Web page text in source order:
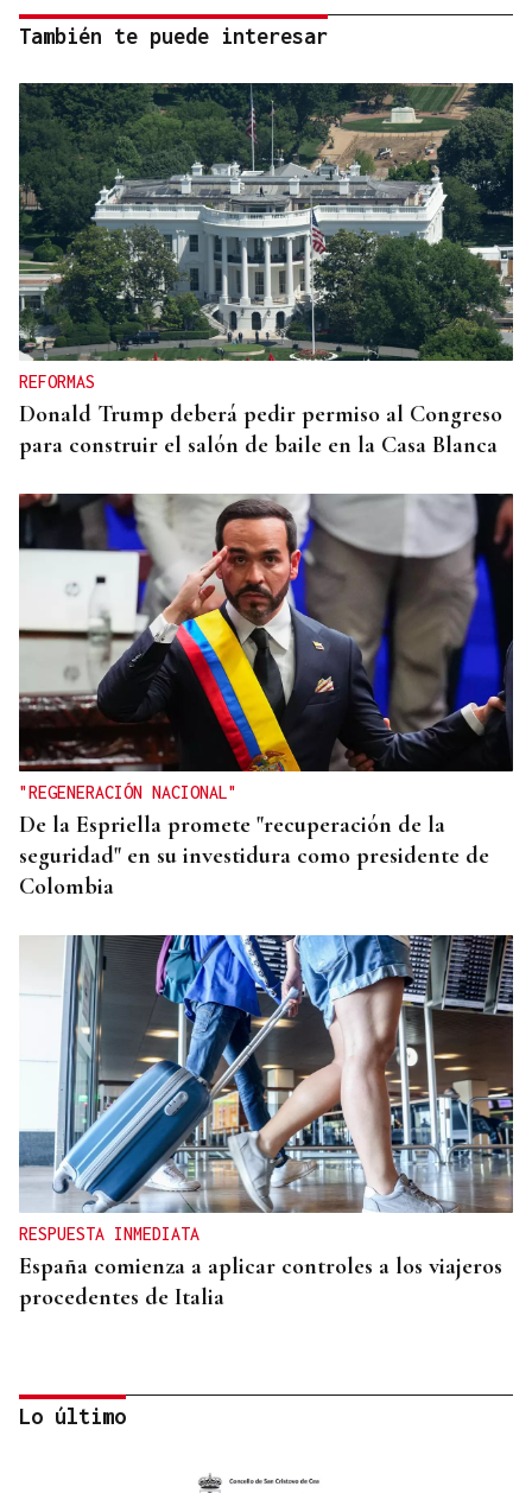
También te puede interesar
REFORMAS
Donald Trump deberá pedir permiso al Congreso
para construir el salón de baile en la Casa Blanca
"REGENERACIÓN NACIONAL"
De la Espriella promete "recuperación de la
seguridad" en su investidura como presidente de
Colombia
RESPUESTA INMEDIATA
España comienza a aplicar controles a los viajeros
procedentes de Italia
Lo último